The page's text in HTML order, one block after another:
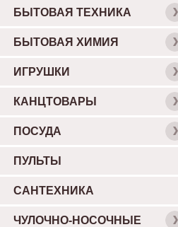
БЫТОВАЯ ТЕХНИКА
БЫТОВАЯ ХИМИЯ
ИГРУШКИ
КАНЦТОВАРЫ
ПОСУДА
ПУЛЬТЫ
САНТЕХНИКА
ЧУЛОЧНО-НОСОЧНЫЕ